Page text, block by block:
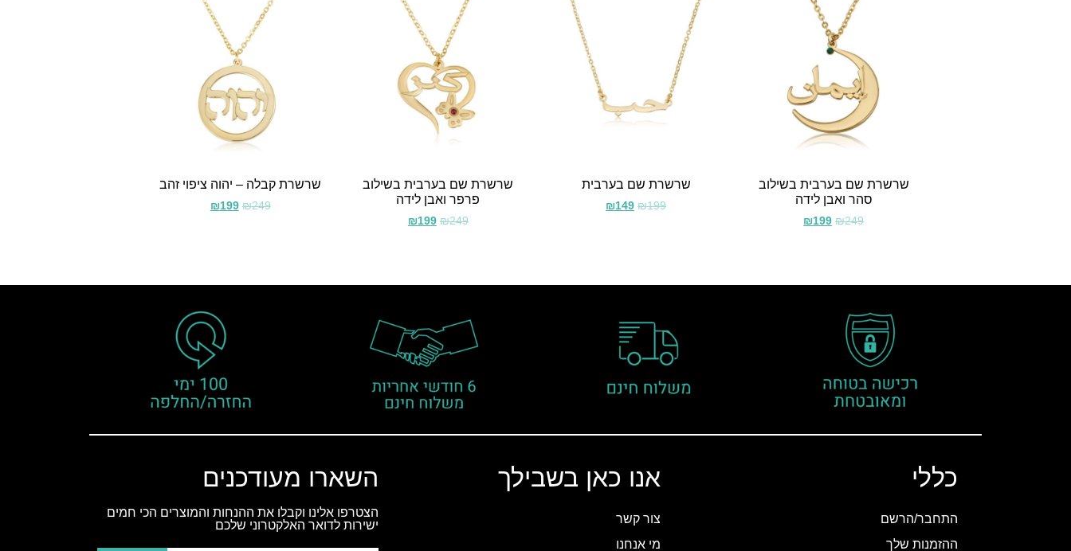
שרשרת שם בערבית בשילוב
סהר ואבן לידה
₪249
₪199
שרשרת שם בערבית
₪199
₪149
שרשרת שם בערבית בשילוב
פרפר ואבן לידה
₪249
₪199
שרשרת קבלה – יהוה ציפוי זהב
₪249
₪199
כללי
התחבר/הרשם
ההזמנות שלך
אנו כאן בשבילך
צור קשר
מי אנחנו
השארו מעודכנים
הצטרפו אלינו וקבלו את ההנחות והמוצרים הכי חמים
ישירות לדואר האלקטרוני שלכם